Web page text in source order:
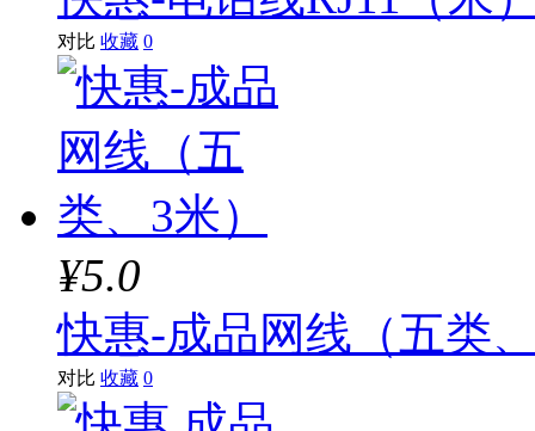
对比 收藏 0
¥5.0
快惠-成品网线（五类
对比 收藏 0